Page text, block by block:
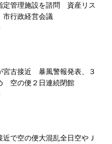
定管理施設を諮問 資産リス
行政経営会議
宮古接近 暴風警報発表、３
空の便２日連続閉館
近で空の便大混乱全日空やＪ